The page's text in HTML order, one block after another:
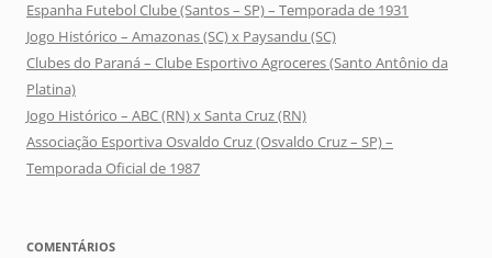
Espanha Futebol Clube (Santos – SP) – Temporada de 1931
Jogo Histórico – Amazonas (SC) x Paysandu (SC)
Clubes do Paraná – Clube Esportivo Agroceres (Santo Antônio da
Platina)
Jogo Histórico – ABC (RN) x Santa Cruz (RN)
Associação Esportiva Osvaldo Cruz (Osvaldo Cruz – SP) –
Temporada Oficial de 1987
COMENTÁRIOS